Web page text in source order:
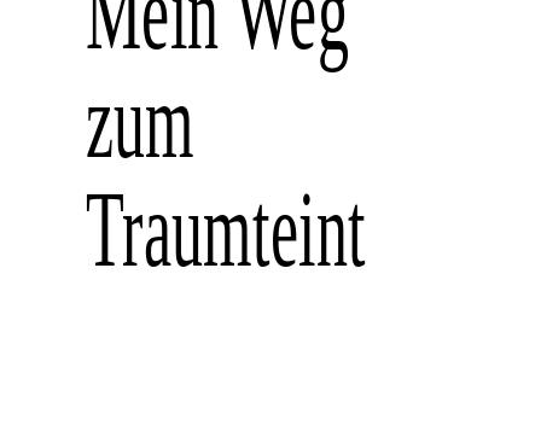
zum
Traumteint